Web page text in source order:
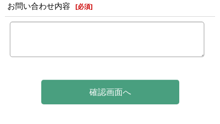
お問い合わせ内容 [必須]
確認画面へ